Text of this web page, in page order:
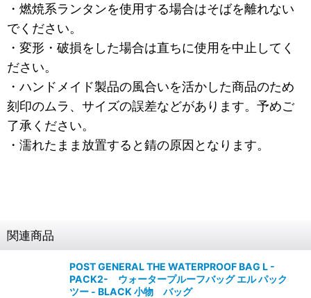
・燃焼系ランタンを使用する場合はそばを離れない
でください。
・変形・破損をした場合は直ちに使用を中止してく
ださい。
・ハンドメイド製品の風合いを活かした商品のため
刻印のムラ、サイズの誤差などがあります。予めご
了承ください。
・濡れたまま放置すると錆の原因となります。
関連商品
POST GENERAL THE WATERPROOF BAG L -
PACK2- ウォータープルーフバッグ エル パック
ツー - BLACK 小物 バッグ